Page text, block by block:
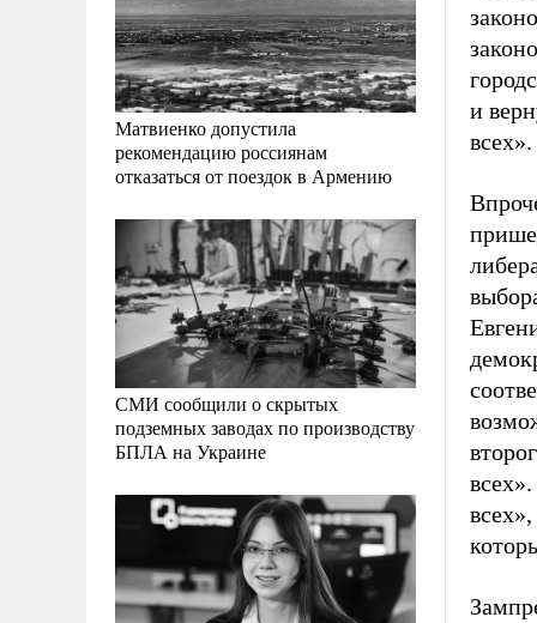
Матвиенко допустила
рекомендацию россиянам
отказаться от поездок в Армению
СМИ сообщили о скрытых
подземных заводах по производству
БПЛА на Украине
и
всех».